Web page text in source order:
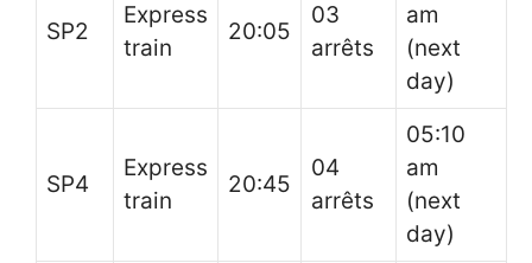
SP2
Express
train
20:05
03
arrêts
am
(next
day)
SP4
Express
train
20:45
04
arrêts
05:10
am
(next
day)